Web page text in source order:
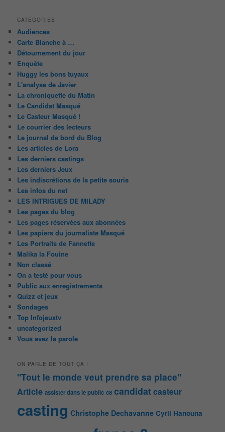
CATÉGORIES
Audiences
Carte Blanche à …
Détournement du jour
Enquête
Huggy les bons tuyaux
L'analyse de Javier
La chroniquette du Matin
Le Candidat Masqué
Le Casteur Masqué !
Le courrier des lecteurs
Le journal de bord du Blog
Les articles de Lora
Les derniers castings
Les derniers Jeux
Les indiscrétions de la petite souris
Les infos du net
LES INTRIGUES DE MILADY
Les pages du blog
Les pages réservées aux abonnées
Les papiers du journaliste Masqué
Les Portraits de Fannette
Malika la Fouine
Non classé
On a testé pour vous
Public aux enregistrements
Quizz et jeux
Sondages
Top Infojeuxtv
uncategorized
Vous avez la parole
ON PARLE DE TOUT ÇA !
"Tout le monde veut prendre sa place"
Article assister dans le public c8 candidatcasteur
casting Christophe Dechavanne Cyril Hanouna